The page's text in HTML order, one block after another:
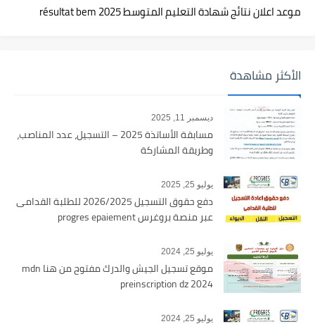
موعد اعلان نتائج شهادة التعليم المتوسط 2025 résultat bem
الأكثر مشاهدة
ديسمبر 11, 2025
مسابقة الأساتذة 2025 – التسجيل، عدد المناصب،
وطريقة المشاركة
يوليو 25, 2025
دفع حقوق التسجيل 2026/2025 للطلبة القدامى
عبر منصة بروغرس progres epaiement
يوليو 25, 2024
موقع تسجيل الجيش والدرك مفتوح من هنا mdn
preinscription dz 2024
يوليو 25, 2024